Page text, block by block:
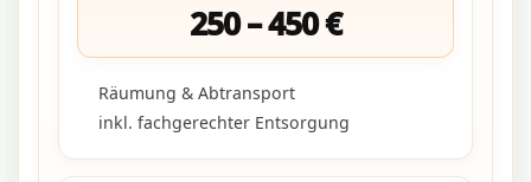
250 – 450 €
Räumung & Abtransport
inkl. fachgerechter Entsorgung